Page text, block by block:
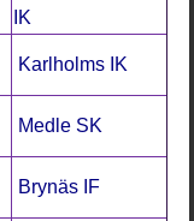
IK
Karlholms IK
Medle SK
Brynäs IF